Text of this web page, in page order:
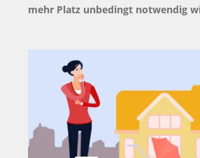
mehr Platz unbedingt notwendig